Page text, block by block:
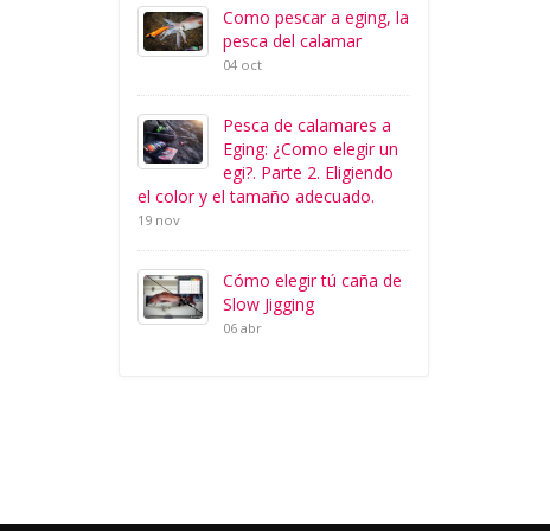
Como pescar a eging, la
pesca del calamar
04 oct
Pesca de calamares a
Eging: ¿Como elegir un
egi?. Parte 2. Eligiendo
el color y el tamaño adecuado.
19 nov
Cómo elegir tú caña de
Slow Jigging
06 abr